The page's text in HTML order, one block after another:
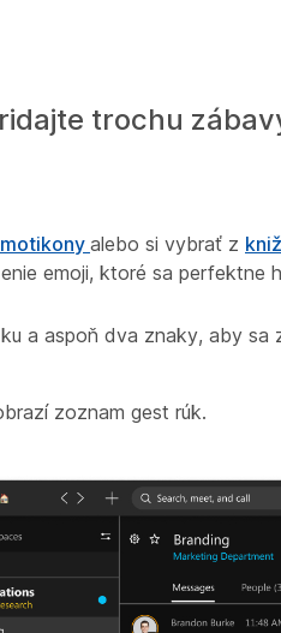
trochu
alebo si vybrať z
emoji, ktoré sa perfektne
a aspoň dva znaky, aby
zoznam gest rúk.